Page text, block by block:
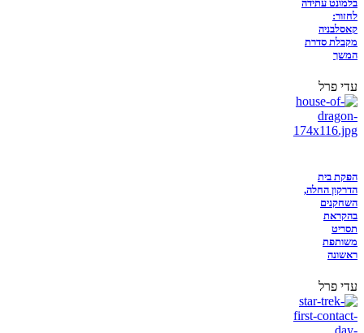
בלמונט עתידה
לחזור:
קאסלבניה
מקבלת סדרת
המשך
עדי פרל
הפקת בית
הדרקון החלה,
השחקנים
בהקראת
תסריט
משותפת
ראשונה
עדי פרל